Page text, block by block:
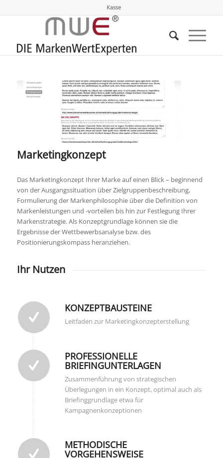
Kasse
Marketingkonzept
Das Marketingkonzept Ihrer Marke auf einen Blick – beginnend
von der Ausgangssituation über Zielgruppenbeschreibung,
Formulierung der Markenphilosophie über die Definition von
Markenleistungen und -vorteilen bis hin zur Festlegung Ihrer
Markenstrategie. Als Konzeptgrundlage können sie die
Ergebnisse der Wettbewerbsanalyse bzw. des
Positionierungskompass heranziehen.
Ihr Nutzen
KONZEPTBAUSTEINE
Leitfaden zur Marketingkonzepterstellung
PROFESSIONELLE
BRIEFINGUNTERLAGEN
Zusammenführung von strategischen
Überlegungen in ein Konzept, optimal auch als
Briefinggrundlage etwa für
Kampagnenkonzeptionen
METHODISCHE
VORGEHENSWEISE